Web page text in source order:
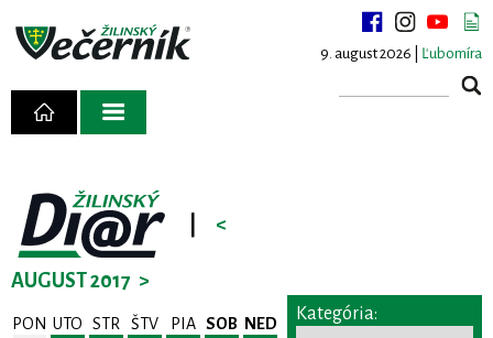
9. august 2026 | Ľubomíra
<
AUGUST 2017 >
PON UTO STR ŠTV PIA SOB NED Kategória: